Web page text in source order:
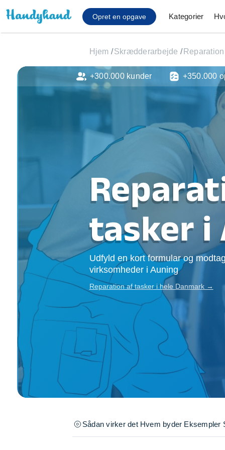
Opret en opgave Kategorier
Affaldsfjernelse
Afhentning af
Anlæg af terrasse
Cykel reparation
Flyttehjælp
Gulvlaminering
Hårde hvidevare
Hjælp til mobil, pc,
Installation af ildsted
Møbelsamling og
Ophængning af
Opsætning af
Tømrer
Tunge løft
Underholdning
Se alle...
Hjem /Skrædderarbejde /
tasker i
Udfyld en kort formular og
virksomheder i Auning
Reparation af tasker i hele Danmark →
+300.000 kunder +350.000
Sådan virker det Hvem byder Eksempler